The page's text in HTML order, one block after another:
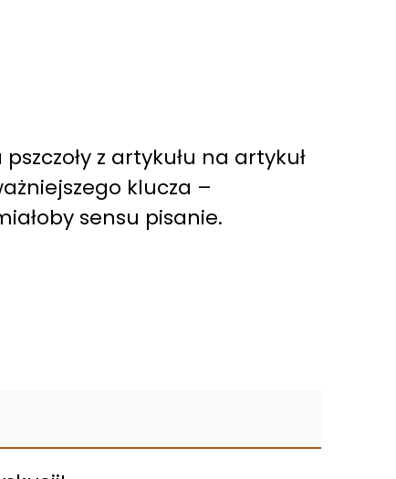
z artykułu na artykuł
klucza –
sensu pisanie.